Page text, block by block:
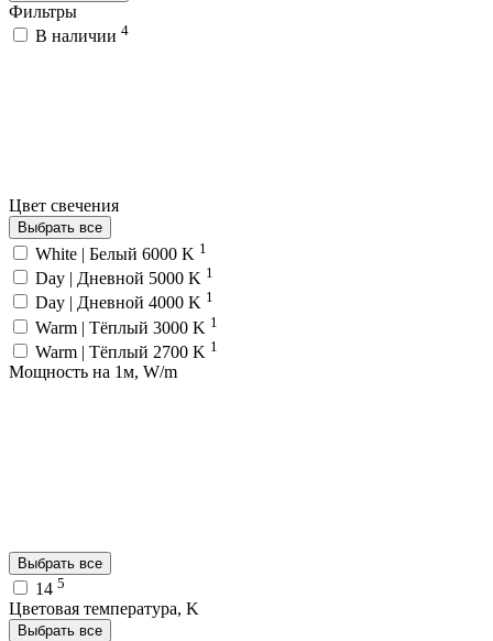
Фильтры
В наличии 4
Цвет свечения
Выбрать все
White | Белый 6000 K 1
Day | Дневной 5000 K 1
Day | Дневной 4000 K 1
Warm | Тёплый 3000 K 1
Warm | Тёплый 2700 K 1
Мощность на 1м, W/m
Выбрать все
14 5
Цветовая температура, K
Выбрать все